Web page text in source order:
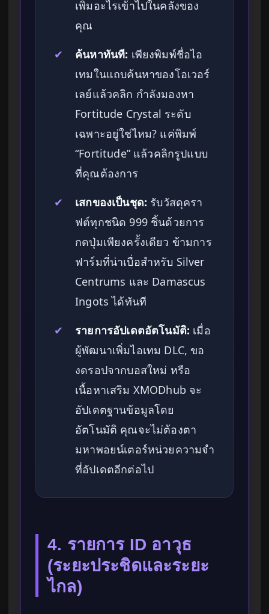
เพิ่มอะไรเข้าไปในคลังของ
คุณ
✔
ค้นหาทันที: เพียงพิมพ์ชื่อไอ
เทมในแถบค้นหาของโอเวอร์
เลย์แล้วคลิก กำลังมองหา
Fortitude Crystal ระดับ
เฉพาะอยู่ใช่ไหม? แค่พิมพ์
“Fortitude” แล้วคลิกรูปแบบ
ที่คุณต้องการ
✔
เสกของเป็นชุด: รับวัสดุครา
ฟต์ทุกชนิด 999 ชิ้นด้วยการ
กดปุ่มเพียงครั้งเดียว ข้ามการ
ฟาร์มที่น่าเบื่อสำหรับ Silver
Centrums และ Damascus
Ingots ได้ทันที
✔
รายการอัปเดตอัตโนมัติ: เมื่อ
ผู้พัฒนาเพิ่มไอเทม DLC, ขอ
งดรอปจากบอสใหม่ หรือ
เนื้อหาเสริม XMODhub จะ
อัปเดตฐานข้อมูลโดย
อัตโนมัติ คุณจะไม่ต้องตา
มหาพอยน์เตอร์หน่วยความจำ
ที่อัปเดตอีกต่อไป
4. รายการ ID อาวุธ
(ระยะประชิดและระยะ
ไกล)